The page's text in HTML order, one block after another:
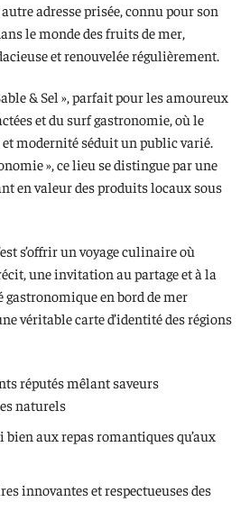
adresse prisée, connu pour son
le monde des fruits de mer,
et renouvelée régulièrement.
& Sel », parfait pour les amoureux
et du surf gastronomie, où le
modernité séduit un public varié.
», ce lieu se distingue par une
en valeur des produits locaux sous
s’offrir un voyage culinaire où
une invitation au partage et à la
en bord de mer
véritable carte d’identité des régions
réputés mêlant saveurs
naturels
bien aux repas romantiques qu’aux
innovantes et respectueuses des